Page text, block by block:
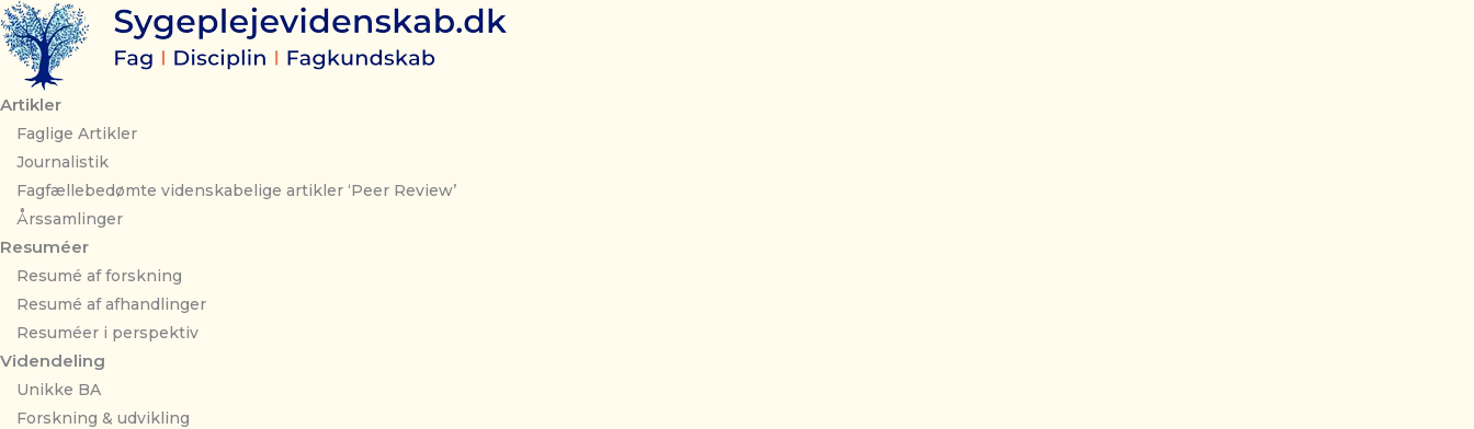
Gå
til
indholdet
Artikler
Faglige Artikler
Journalistik
Fagfællebedømte videnskabelige artikler ‘Peer Review’
Årssamlinger
Resuméer
Resumé af forskning
Resumé af afhandlinger
Resuméer i perspektiv
Videndeling
Unikke BA
Forskning & udvikling